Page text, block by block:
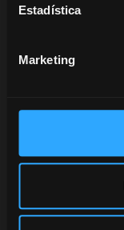
Estadística
Marketing